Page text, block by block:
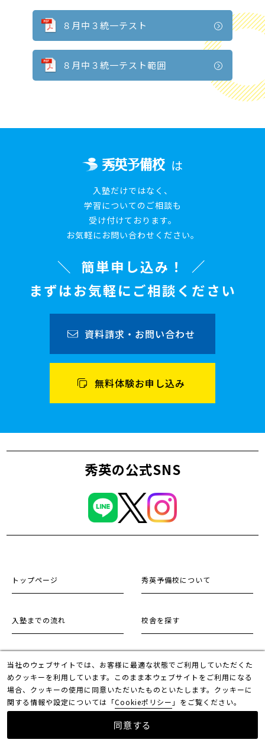
８月中３統一テスト
８月中３統一テスト範囲
は
入塾だけではなく、
学習についてのご相談も
受け付けております。
お気軽にお問い合わせください。
簡単申し込み！
まずはお気軽にご相談ください
資料請求・お問い合わせ
無料体験お申し込み
秀英の公式SNS
トップページ 秀英予備校について
入塾までの流れ 校舎を探す
小学生 中学生
高校生
当社のウェブサイトでは、お客様に最適な状態でご利用していただくた
めクッキーを利用しています。このまま本ウェブサイトをご利用になる
場合、クッキーの使用に同意いただいたものといたします。クッキーに
関する情報や設定については「Cookieポリシー 」をご覧ください。
同意する